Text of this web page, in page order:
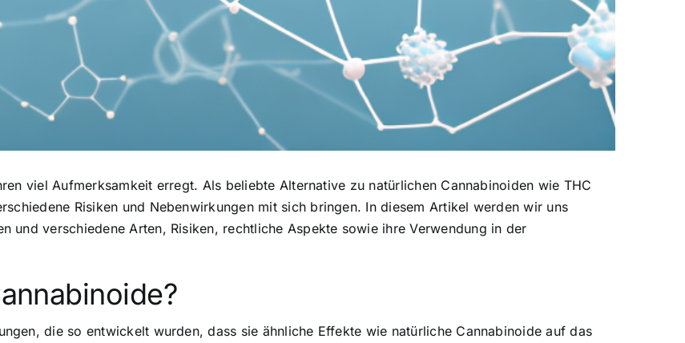
viel Aufmerksamkeit erregt. Als beliebte Alternative zu natürlichen Cannabinoiden wie THC
Risiken und Nebenwirkungen mit sich bringen. In diesem Artikel werden wir uns
und verschiedene Arten, Risiken, rechtliche Aspekte sowie ihre Verwendung in der
die so entwickelt wurden, dass sie ähnliche Effekte wie natürliche Cannabinoide auf das